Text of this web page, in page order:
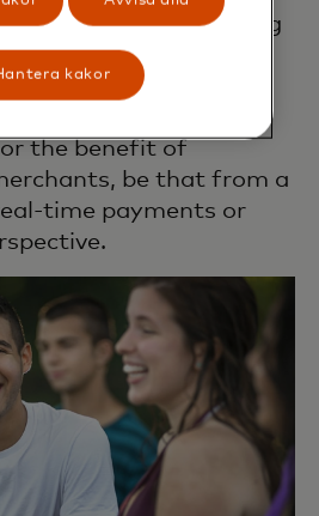
by participating
industry groups that
the necessary
and
the benefit of
be that from a
time payments or
kakor